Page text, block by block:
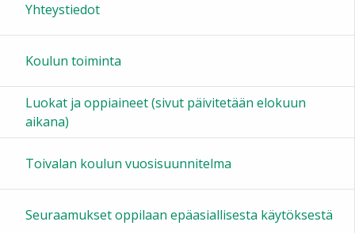
13:00
14:00
15:00
16:00
Yhteystiedot
Koulun toiminta
Luokat ja oppiaineet (sivut päivitetään elokuun
aikana)
Toivalan koulun vuosisuunnitelma
Seuraamukset oppilaan epäasiallisesta käytöksestä